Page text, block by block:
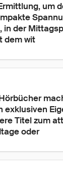
um
in der
dem wit
exklusiven
Titel zum
oder